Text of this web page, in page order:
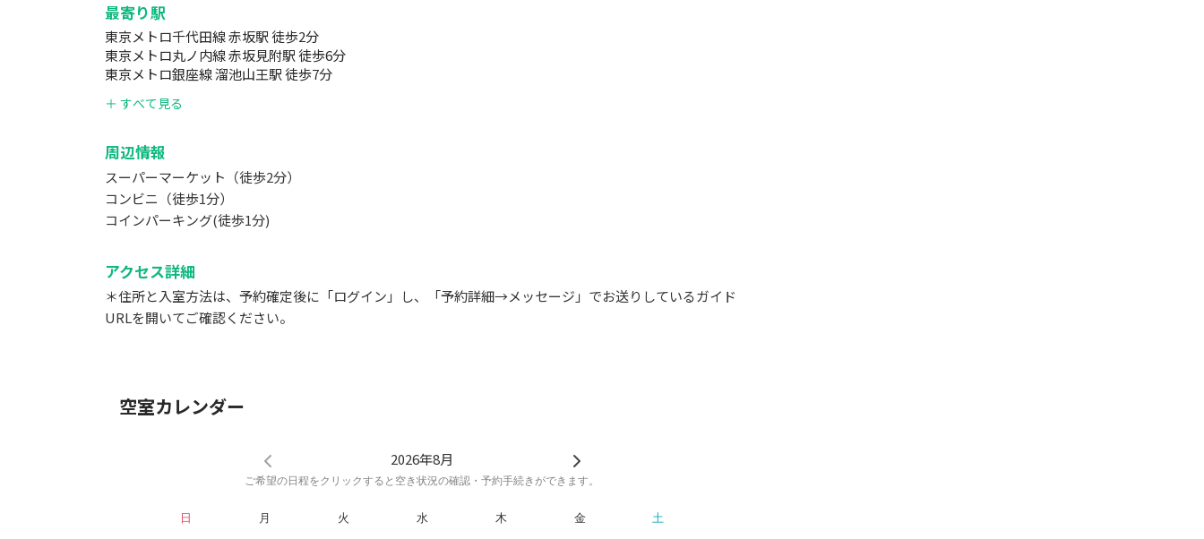
▼食器類
大皿×16
中皿×15
丼小×7
ビールグラス×7
コップ（黒）×16
コップ（パステル）×12
フォーク
ナイフ
スプーン
デザートスプーン
なし
ティッシュペーパー
最寄り駅
東京メトロ千代田線 赤坂駅 徒歩2分
東京メトロ丸ノ内線 赤坂見附駅 徒歩6分
東京メトロ銀座線 溜池山王駅 徒歩7分
＋ すべて見る
周辺情報
スーパーマーケット（徒歩2分）
コンビニ（徒歩1分）
コインパーキング(徒歩1分)
アクセス詳細
＊住所と入室方法は、予約確定後に「ログイン」し、「予約詳細→メッセージ」でお送りしているガイド
URLを開いてご確認ください。
空室カレンダー
2026年8月
ご希望の日程をクリックすると空き状況の確認・予約手続きができます。
日 月 火 水 木 金 土